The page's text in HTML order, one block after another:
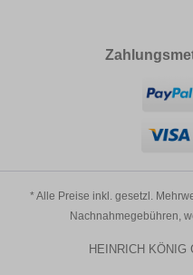
* Alle Preise inkl. gesetzl.
Nachnahmegebühren,
HEINRICH KÖNIG